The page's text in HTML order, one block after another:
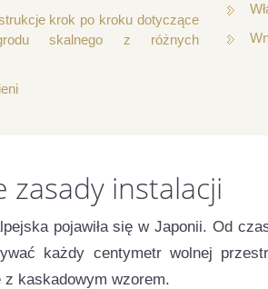
krok po kroku dotyczące
skalnego z różnych
zasady instalacji
pojawiła się w Japonii. Od
każdy centymetr wolnej
kaskadowym wzorem.